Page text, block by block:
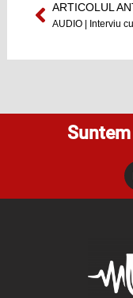
Prev
ARTICOLUL